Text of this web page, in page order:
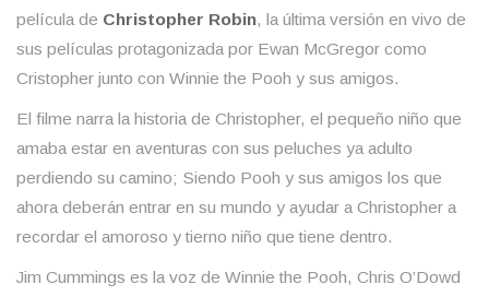
película de Christopher Robin, la última versión en vivo de
sus películas protagonizada por Ewan McGregor como
Cristopher junto con Winnie the Pooh y sus amigos.
El filme narra la historia de Christopher, el pequeño niño que
amaba estar en aventuras con sus peluches ya adulto
perdiendo su camino; Siendo Pooh y sus amigos los que
ahora deberán entrar en su mundo y ayudar a Christopher a
recordar el amoroso y tierno niño que tiene dentro.
Jim Cummings es la voz de Winnie the Pooh, Chris O’Dowd